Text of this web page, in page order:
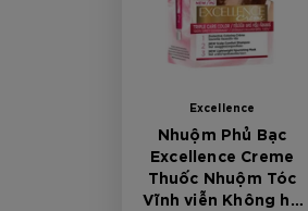
Excellence
Nhuộm Phủ Bạc
Excellence Creme
Thuốc Nhuộm Tóc
Vĩnh viễn Không hư